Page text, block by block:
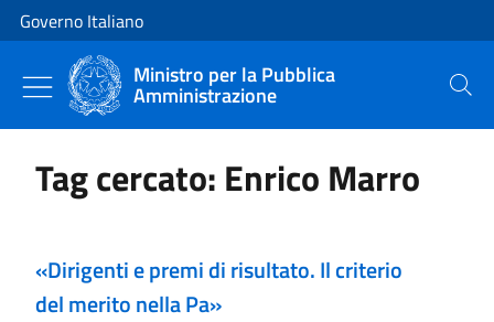
Vai al contenuto
Vai alla navigazione del sito
Governo Italiano
Ministro per la Pubblica
Amministrazione Cerca
Tag cercato: Enrico Marro
«Dirigenti e premi di risultato. Il criterio
del merito nella Pa»